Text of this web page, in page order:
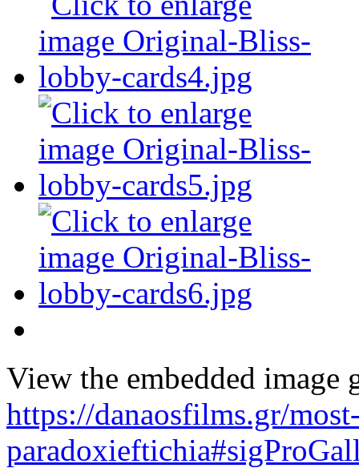
View the embedded image
https://danaosfilms.gr/